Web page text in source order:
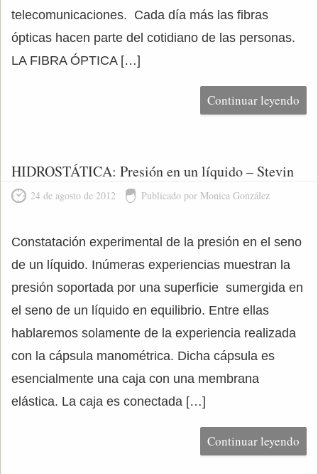
telecomunicaciones. Cada día más las fibras
ópticas hacen parte del cotidiano de las personas.
LA FIBRA ÓPTICA […]
Continuar leyendo
HIDROSTÁTICA: Presión en un líquido – Stevin
24 de agosto de 2012 Publicado por Monica González
Constatación experimental de la presión en el seno
de un líquido. Inúmeras experiencias muestran la
presión soportada por una superficie sumergida en
el seno de un líquido en equilibrio. Entre ellas
hablaremos solamente de la experiencia realizada
con la cápsula manométrica. Dicha cápsula es
esencialmente una caja con una membrana
elástica. La caja es conectada […]
Continuar leyendo